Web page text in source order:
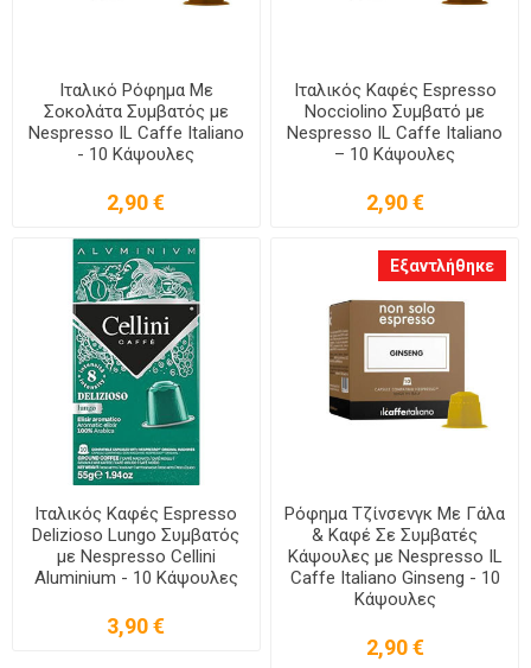
Ιταλικό Ρόφημα Mε
Σοκολάτα Συμβατός με
Nespresso IL Caffe Italiano
- 10 Κάψουλες
2,90 €
Ιταλικός Καφές Espresso
Nocciolino Συμβατό με
Nespresso IL Caffe Italiano
– 10 Κάψουλες
2,90 €
Ιταλικός Καφές Espresso
Delizioso Lungo Συμβατός
με Nespresso Cellini
Aluminium - 10 Κάψουλες
3,90 €
Ρόφημα Τζίνσενγκ Με Γάλα
& Καφέ Σε Συμβατές
Κάψουλες με Nespresso IL
Caffe Italiano Ginseng - 10
Κάψουλες
2,90 €
Εξαντλήθηκε